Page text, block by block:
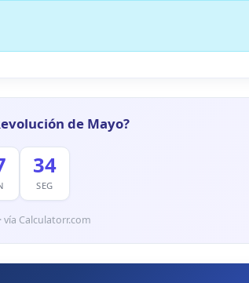
de Mayo?
33
SEG
Calculatorr.com